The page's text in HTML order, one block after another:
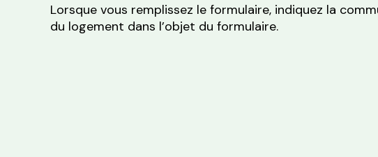
Lorsque vous remplissez le formulaire, indiquez la
du logement dans l’objet du formulaire.